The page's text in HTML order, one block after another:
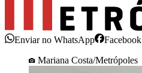
Enviar no WhatsApp Facebook
Mariana Costa/Metrópoles